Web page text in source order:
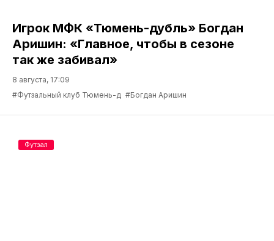
Игрок МФК «Тюмень-дубль» Богдан
Аришин: «Главное, чтобы в сезоне
так же забивал»
8 августа, 17:09
#Футзальный клуб Тюмень-д #Богдан Аришин
Футзал